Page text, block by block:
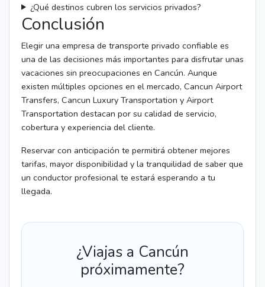
¿Qué destinos cubren los servicios privados?
Conclusión
Elegir una empresa de transporte privado confiable es
una de las decisiones más importantes para disfrutar unas
vacaciones sin preocupaciones en Cancún. Aunque
existen múltiples opciones en el mercado, Cancun Airport
Transfers, Cancun Luxury Transportation y Airport
Transportation destacan por su calidad de servicio,
cobertura y experiencia del cliente.
Reservar con anticipación te permitirá obtener mejores
tarifas, mayor disponibilidad y la tranquilidad de saber que
un conductor profesional te estará esperando a tu
llegada.
¿Viajas a Cancún
próximamente?